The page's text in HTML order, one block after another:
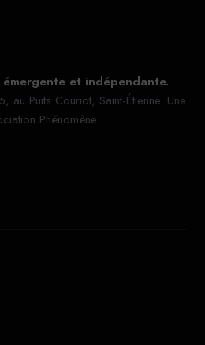
et indépendante.
Puits Couriot, Saint-Étienne. Une
Phénomène.